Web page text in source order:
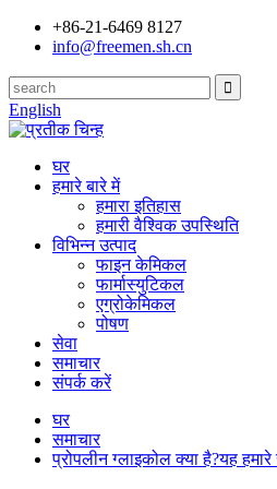
+86-21-6469 8127
info@freemen.sh.cn
English
घर
हमारे बारे में
हमारा इतिहास
हमारी वैश्विक उपस्थिति
विभिन्न उत्पाद
फाइन केमिकल
फार्मास्युटिकल
एग्रोकेमिकल
पोषण
सेवा
समाचार
संपर्क करें
घर
समाचार
प्रोपलीन ग्लाइकोल क्या है?यह